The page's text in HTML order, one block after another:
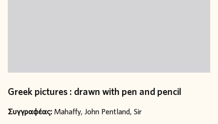
Greek pictures : drawn with pen and pencil
Συγγραφέας: Mahaffy, John Pentland, Sir